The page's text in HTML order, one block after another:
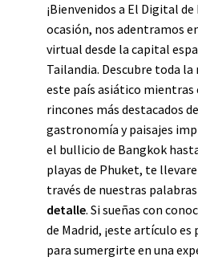
¡Bienvenidos a El Digital
ocasión, nos adentramos
virtual desde la capital
Tailandia. Descubre toda la
este país asiático mientras
rincones más destacados
gastronomía y paisajes
el bullicio de Bangkok
playas de Phuket, te
través de nuestras
detalle. Si sueñas con
de Madrid, ¡este artículo
para sumergirte en una